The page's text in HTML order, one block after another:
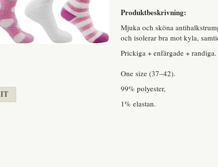
Produktbeskrivning:
Mjuka och sköna
och isolerar bra mot kyla,
Prickiga + enfärgade + randiga.
One size (37–42).
99% polyester,
1% elastan.